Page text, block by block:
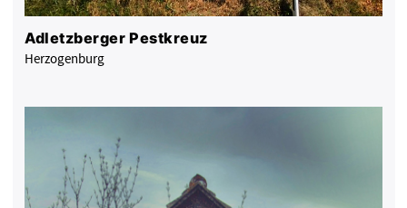
Adletzberger Pestkreuz
Herzogenburg